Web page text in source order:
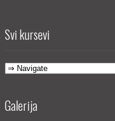
Svi kursevi
Galerija